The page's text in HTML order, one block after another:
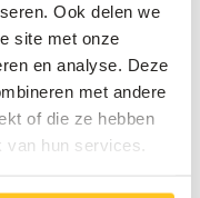
Ook delen we
site met onze
en analyse. Deze
met andere
of die ze hebben
hun services.
één occasionele
oploste –
tv’s draaien
vooraf correct
goed en